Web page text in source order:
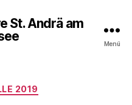
St. Andrä am
Menü
2019